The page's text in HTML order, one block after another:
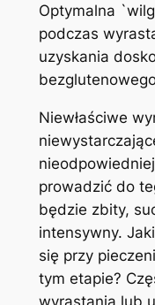
Optymalna
podczas
uzyskania
Niewłaściwe
prowadzić do
będzie zbity,
intensywny.
się przy
tym etapie?
wyrastania lub